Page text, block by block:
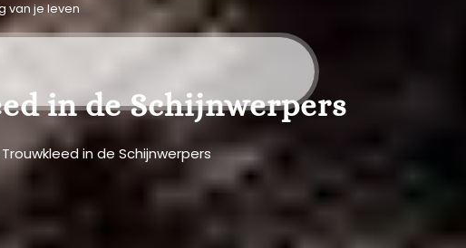
van je leven
in de Schijnwerpers
in de Schijnwerpers